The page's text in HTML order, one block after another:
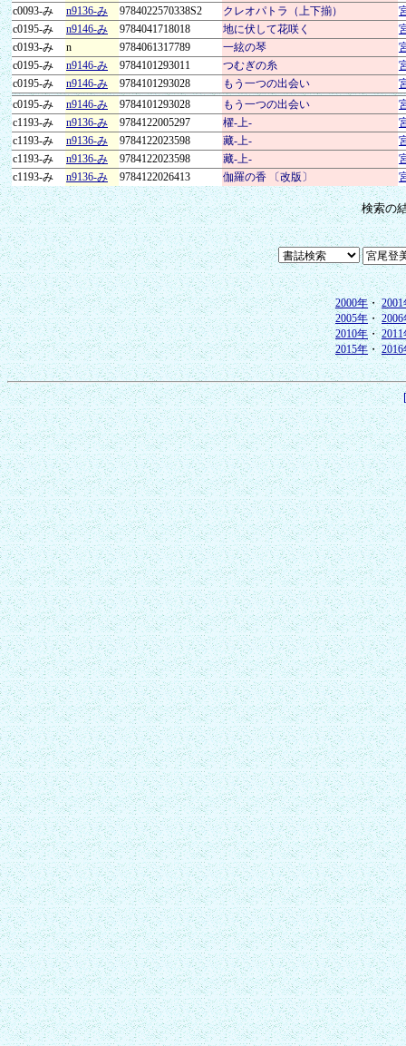
c0093-み
n9136-み 9784022570338S2 クレオパトラ（上下揃）
c0195-み
n9146-み 9784041718018 地に伏して花咲く
c0193-み
n 9784061317789 一絃の琴
c0195-み
n9146-み 9784101293011 つむぎの糸
c0195-み
n9146-み 9784101293028 もう一つの出会い
c0195-み
n9146-み 9784101293028 もう一つの出会い
c1193-み
n9136-み 9784122005297 櫂-上-
c1193-み
n9136-み 9784122023598 藏-上-
c1193-み
n9136-み 9784122023598 藏-上-
c1193-み
n9136-み 9784122026413 伽羅の香 〔改版〕
検索の
2000年・2001
2005年・2006
2010年・2011
2015年・2016